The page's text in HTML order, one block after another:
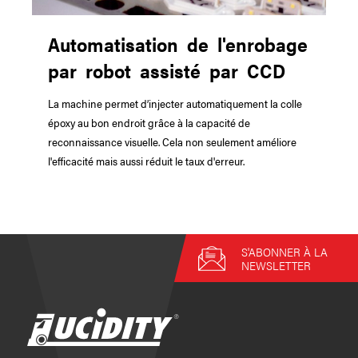
Automatisation de l'enrobage
par robot assisté par CCD
La machine permet d’injecter automatiquement la colle
époxy au bon endroit grâce à la capacité de
reconnaissance visuelle. Cela non seulement améliore
l'efficacité mais aussi réduit le taux d'erreur.
S'ABONNER À LA
NEWSLETTER